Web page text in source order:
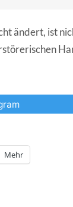
ändert, ist
Mehr